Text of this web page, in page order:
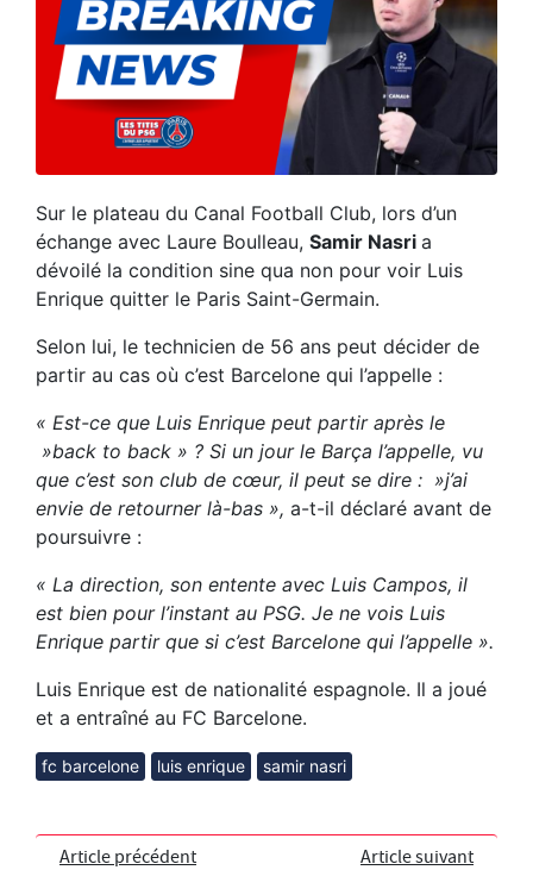
Sur le plateau du Canal Football Club, lors d’un
échange avec Laure Boulleau, Samir Nasri a
dévoilé la condition sine qua non pour voir Luis
Enrique quitter le Paris Saint-Germain.
Selon lui, le technicien de 56 ans peut décider de
partir au cas où c’est Barcelone qui l’appelle :
« Est-ce que Luis Enrique peut partir après le
»back to back » ? Si un jour le Barça l’appelle, vu
que c’est son club de cœur, il peut se dire : »j’ai
envie de retourner là-bas », a-t-il déclaré avant de
poursuivre :
« La direction, son entente avec Luis Campos, il
est bien pour l’instant au PSG. Je ne vois Luis
Enrique partir que si c’est Barcelone qui l’appelle ».
Luis Enrique est de nationalité espagnole. Il a joué
et a entraîné au FC Barcelone.
fc barcelone luis enrique samir nasri
Article précédent
Article suivant